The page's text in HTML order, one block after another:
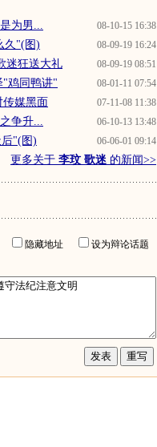
08-10-15 16:38
为男...
08-09-19 16:24
久"(图)
08-09-19 08:51
迷狂送大礼
08-01-11 07:54
"鸡同鸭讲"
07-11-08 11:38
媒黑面
06-10-13 13:48
争升...
06-06-01 09:14
"(图)
更多关于 李玟 歌迷 的新闻>>
隐藏地址
设为辩论话题